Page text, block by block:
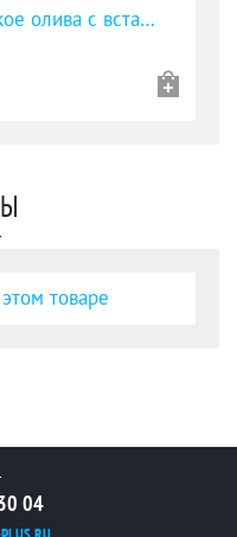
Термобелье 5.11 тактическое олива с вставками
товаре
04